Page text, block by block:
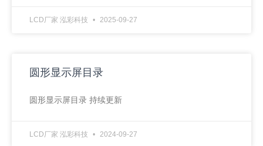
LCD厂家 泓彩科技 2025-09-27
圆形显示屏目录
圆形显示屏目录 持续更新
LCD厂家 泓彩科技 2024-09-27